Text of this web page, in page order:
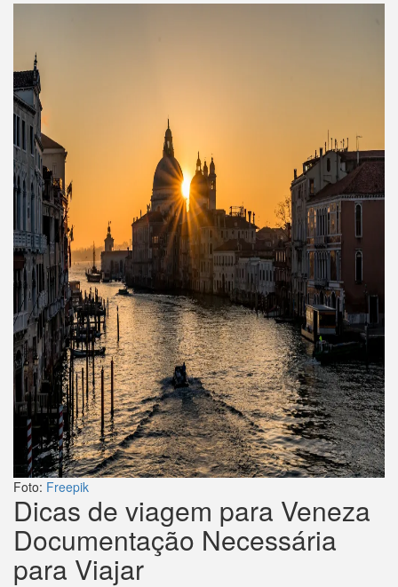
Foto: Freepik
Dicas de viagem para Veneza
Documentação Necessária
para Viajar